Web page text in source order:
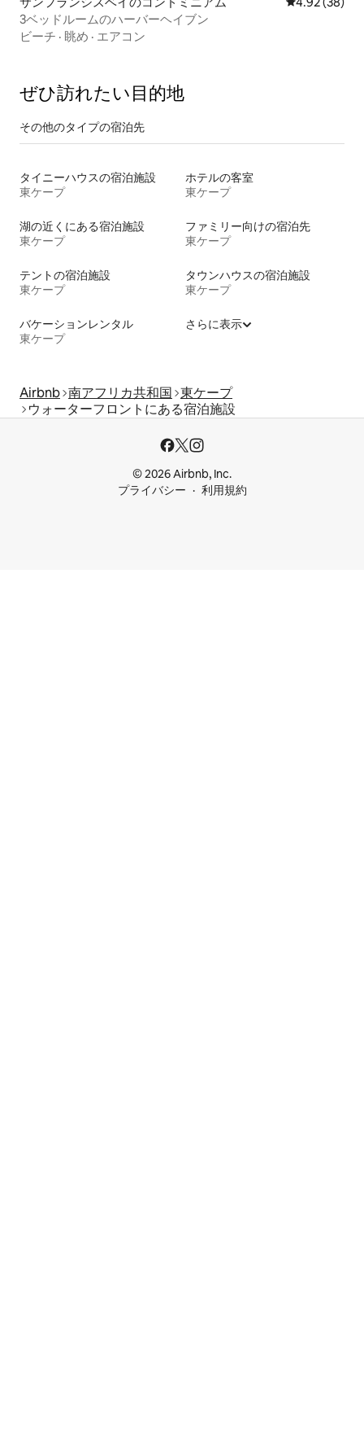
3ベッドルームのハーバーヘイブン
ビーチ · 眺め · エアコン
ぜひ訪⁠れ⁠た⁠い目⁠的⁠地
その他のタ⁠イ⁠プ⁠の宿⁠泊⁠先
タイニーハウスの宿泊施設
東ケープ
ホテルの客室
東ケープ
湖の近くにある宿泊施設
東ケープ
ファミリー向けの宿泊先
東ケープ
テントの宿泊施設
東ケープ
タウンハウスの宿泊施設
東ケープ
バケーションレンタル
東ケープ
さらに表示
Airbnb 南アフリカ共和国 東ケープ
ウォーターフロントにある宿泊施設
© 2026 Airbnb, Inc.
プライバシー
利用規約